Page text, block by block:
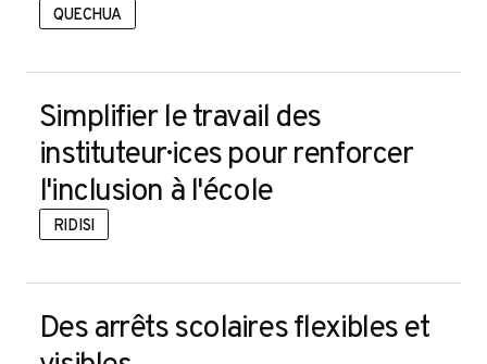
QUECHUA
Simplifier le travail des
instituteur·ices pour renforcer
l'inclusion à l'école
RIDISI
Des arrêts scolaires flexibles et